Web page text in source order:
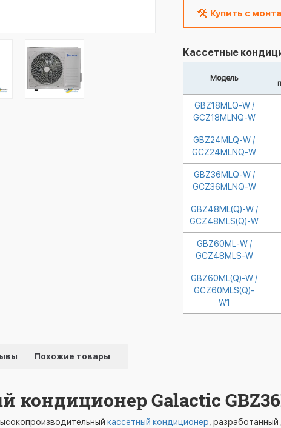
Купить с
Кассетные
Модель
GBZ18MLQ-W /
GCZ18MLNQ-W
GBZ24MLQ-W /
GCZ24MLNQ-W
GBZ36MLQ-W /
GCZ36MLNQ-W
GBZ48ML(Q)-W /
GCZ48MLS(Q)-W
GBZ60ML-W /
GCZ48MLS-W
GBZ60ML(Q)-W /
GCZ60MLS(Q)-
W1
Похожие товары
кондиционер Galactic
кассетный кондиционер,